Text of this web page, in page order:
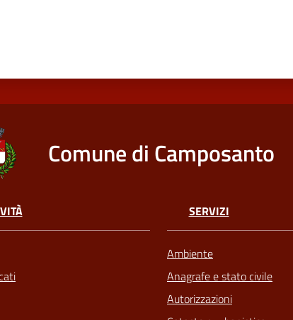
Comune di Camposanto
SERVIZI
Ambiente
Anagrafe e stato civile
Autorizzazioni